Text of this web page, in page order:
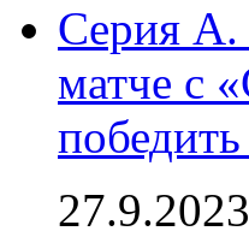
Серия А.
матче с